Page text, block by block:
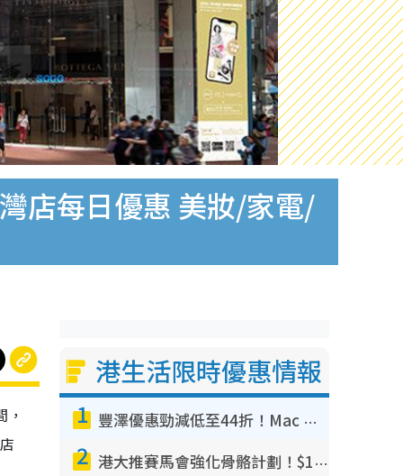
店每日優惠 美妝/家電/
港生活限時優惠情報
1 豐澤優惠勁減低至44折！Mac mini/iPhone17Pro大減價！廚房家電$220起
2 港大推賽馬會強化骨骼計劃！$100骨質密度X光檢查 完成免費運動訓練送超市禮券！附參加資格